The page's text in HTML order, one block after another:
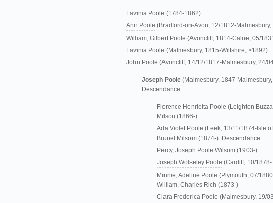
Lavinia Poole (1784-1862)
Ann Poole (Bradford-on-Avon, 12/1812-
William, Gilbert Poole (Avoncliff, 1814-Calne, 05/
Lavinia Poole (Malmesbury, 1815-Wiltshire, >1892)
John Poole (Avoncliff, 14/12/1817-Malmesbury, 24/
Joseph Poole (Malmesbury, 1847-
Descendance :
Florence Henrietta Poole (Leighton
Milson (1866-)
Ada Violet Poole (Leek, 13/11/1874-Isle
Brunel Milsom (1874-). Descendance :
Percy, Joseph Poole Wilsom (1903-)
Joseph Wolseley Poole (Cardiff, 10/
Minnie, Adeline Poole (Plymouth, 07/
William, Charles Rich (1873-)
Clara Frederica Poole (Malmesbury, 19/